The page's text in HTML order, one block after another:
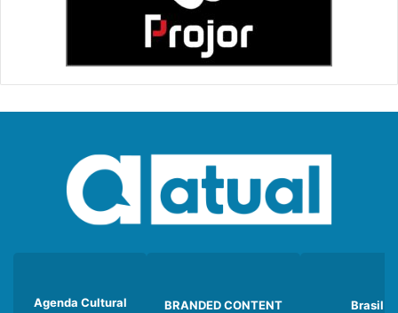
Agenda Cultural BRANDED CONTENT Brasil